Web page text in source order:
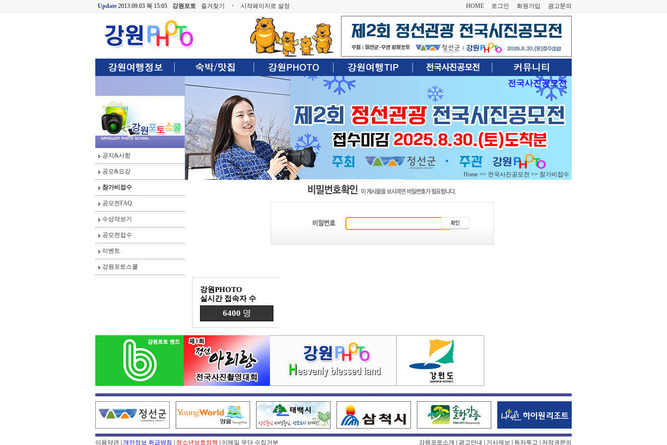
Update 2013.09.03 목 15:05 강원포토 즐겨찾기 ㆍ 시작페이지로 설정 HOME 로그인 회원가입 광고문의
전국사진공모전
공지&사항
공모&요강
참가비접수
공모전FAQ
수상작보기
공모전접수
이벤트
강원포토스쿨
Home >> 전국사진공모전 >> 참가비접수
강원PHOTO
실시간 접속자 수
6400 명
이용약관 개인정보 취급방침 청소년보호정책 이메일 무단 수집거부 강원포토소개 광고안내 기사제보 독자투고 저작권문의